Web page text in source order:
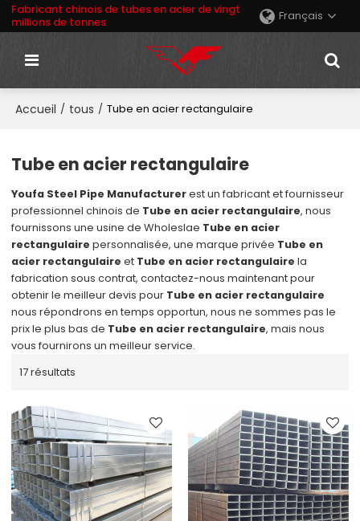
Fabricant chinois de tubes en acier de vingt
millions de tonnes
Français
Accueil / tous / Tube en acier rectangulaire
Tube en acier rectangulaire
Youfa Steel Pipe Manufacturerest un fabricant et fournisseur
professionnel chinois de Tube en acier rectangulaire, nous
fournissons une usine de Wholeslae Tube en acier
rectangulaire personnalisée, une marque privée Tube en
acier rectangulaire et Tube en acier rectangulaire la
fabrication sous contrat, contactez-nous maintenant pour
obtenir le meilleur devis pour Tube en acier rectangulaire
nous répondrons en temps opportun, nous ne sommes pas le
prix le plus bas de Tube en acier rectangulaire, mais nous
vous fournirons un meilleur service.
17 résultats